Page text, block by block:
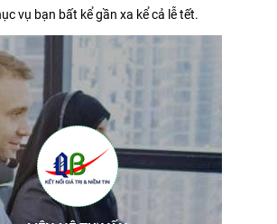
vụ bạn bất kể gần xa kể cả lễ tết.